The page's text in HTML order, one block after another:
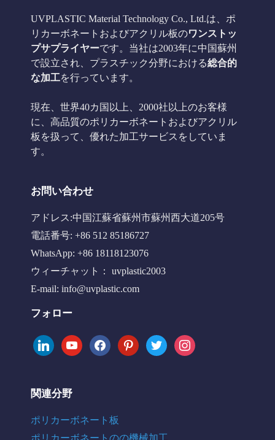
UVPLASTIC Material Technology Co., Ltd.は、ポ
リカーボネートおよびアクリル板のワンストッ
プサプライヤーです。当社は2003年に中国蘇州
で設立され、プラスチック分野における総合的
な加工を行っています。
現在、世界40カ国以上、2000社以上のお客様
に、高品質のポリカーボネートおよびアクリル
板を扱って、優れた加工サービスをしていま
す。
お問い合わせ
アドレス:中国江蘇省蘇州市蘇州西大道205号
電話番号: +86 512 85186727
WhatsApp: +86 18118123076
ウィーチャット： uvplastic2003
E-mail: info@uvplastic.com
フォロー
linkedinyoutubefacebookpinteresttwitter instagram
関連分野
ポリカーボネート板
ポリカーボネートのの機械加工